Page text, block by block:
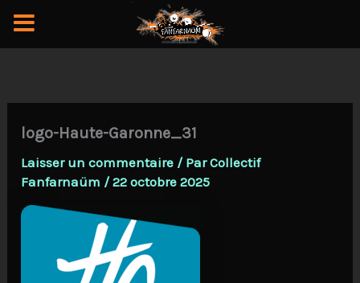
Aller
au
logo-Haute-Garonne_31
Laisser un commentaire / ParCollectif
Fanfarnaüm /22 octobre 2025